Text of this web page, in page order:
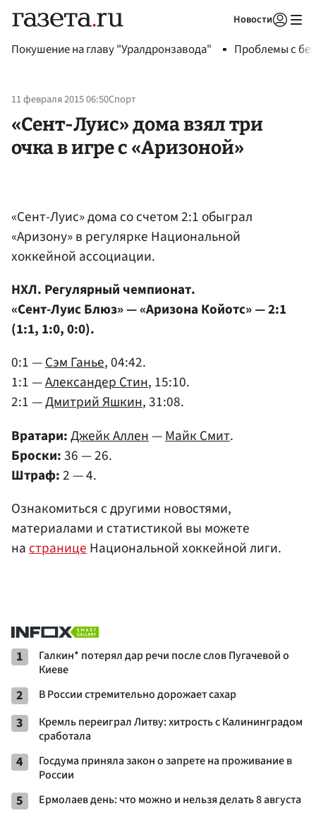
Новости
Покушение на главу "Уралдронзавода" Проблемы с
11 февраля 2015 06:50Спорт
«Сент-Луис» дома взял три
очка в игре с «Аризоной»
«Сент-Луис» дома со счетом 2:1 обыграл
«Аризону» в регулярке Национальной
хоккейной ассоциации.
НХЛ. Регулярный чемпионат.
«Сент-Луис Блюз» — «Аризона Койотс» — 2:1
(1:1, 1:0, 0:0).
0:1 —Сэм Ганье, 04:42.
1:1 —Александер Стин, 15:10.
2:1 —Дмитрий Яшкин, 31:08.
Вратари:Джейк Аллен—Майк Смит.
Броски:36 — 26.
Штраф:2 — 4.
Ознакомиться с другими новостями,
материалами и статистикой вы можете
настраницеНациональной хоккейной лиги.
1
Галкин* потерял дар речи после слов Пугачевой о
Киеве
2 В России стремительно дорожает сахар
3
Кремль переиграл Литву: хитрость с Калининградом
сработала
4
Госдума приняла закон о запрете на проживание в
России
5 Ермолаев день: что можно и нельзя делать 8 августа